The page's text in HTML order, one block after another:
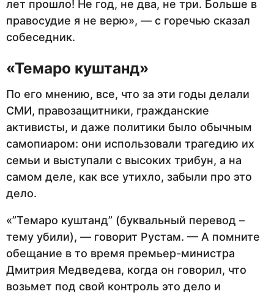
лет прошло! Не год, не два, не три. Больше в
правосудие я не верю», — с горечью сказал
собеседник.
«Темаро куштанд»
По его мнению, все, что за эти годы делали
СМИ, правозащитники, гражданские
активисты, и даже политики было обычным
самопиаром: они использовали трагедию их
семьи и выступали с высоких трибун, а на
самом деле, как все утихло, забыли про это
дело.
«”Темаро куштанд” (буквальный перевод –
тему убили), — говорит Рустам. — А помните
обещание в то время премьер-министра
Дмитрия Медведева, когда он говорил, что
возьмет под свой контроль это дело и